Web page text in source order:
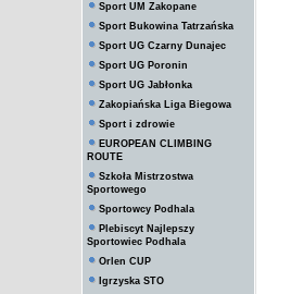
Sport UM Zakopane
Sport Bukowina Tatrzańska
Sport UG Czarny Dunajec
Sport UG Poronin
Sport UG Jabłonka
Zakopiańska Liga Biegowa
Sport i zdrowie
EUROPEAN CLIMBING
ROUTE
Szkoła Mistrzostwa
Sportowego
Sportowcy Podhala
Plebiscyt Najlepszy
Sportowiec Podhala
Orlen CUP
Igrzyska STO